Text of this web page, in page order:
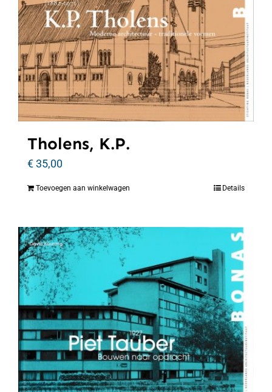
Tholens, K.P.
€35,00
Toevoegen aan winkelwagen Details